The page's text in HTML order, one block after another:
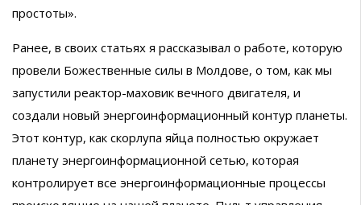
простоты».
Ранее, в своих статьях я рассказывал о работе, которую
провели Божественные силы в Молдове, о том, как мы
запустили реактор-маховик вечного двигателя, и
создали новый энергоинформационный контур планеты.
Этот контур, как скорлупа яйца полностью окружает
планету энергоинформационной сетью, которая
контролирует все энергоинформационные процессы